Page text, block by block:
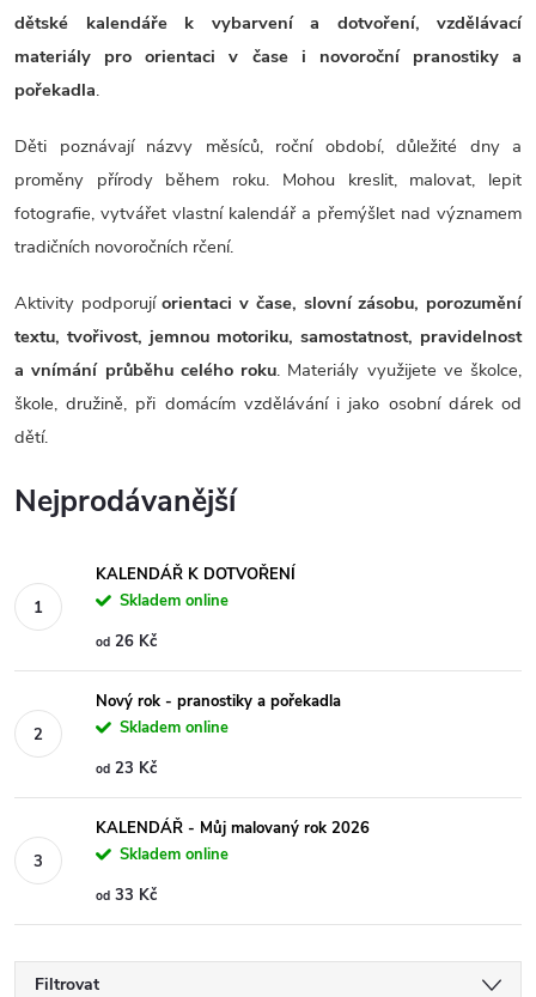
dětské kalendáře k vybarvení a dotvoření, vzdělávací
materiály pro orientaci v čase i novoroční pranostiky a
pořekadla.
Děti poznávají názvy měsíců, roční období, důležité dny a
proměny přírody během roku. Mohou kreslit, malovat, lepit
fotografie, vytvářet vlastní kalendář a přemýšlet nad významem
tradičních novoročních rčení.
Aktivity podporujíorientaci v čase, slovní zásobu, porozumění
textu, tvořivost, jemnou motoriku, samostatnost, pravidelnost
a vnímání průběhu celého roku. Materiály využijete ve školce,
škole, družině, při domácím vzdělávání i jako osobní dárek od
dětí.
Nejprodávanější
KALENDÁŘ K DOTVOŘENÍ
Skladem online
od 26 Kč
Nový rok - pranostiky a pořekadla
Skladem online
od 23 Kč
KALENDÁŘ - Můj malovaný rok 2026
Skladem online
od 33 Kč
Filtrovat